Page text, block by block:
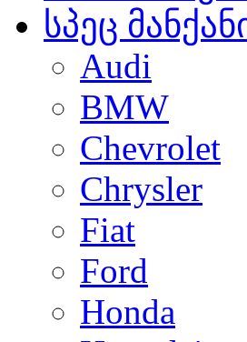
სპეც
Audi
BMW
Chevrolet
Chrysler
Fiat
Ford
Honda